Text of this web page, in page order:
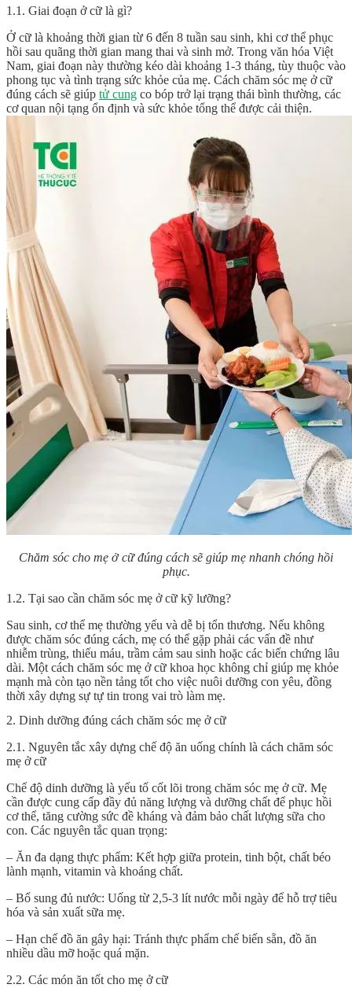
1.1. Giai đoạn ở cữ là gì?
Ở cữ là khoảng thời gian từ 6 đến 8 tuần sau sinh, khi cơ thể phục
hồi sau quãng thời gian mang thai và sinh mở. Trong văn hóa Việt
Nam, giai đoạn này thường kéo dài khoảng 1-3 tháng, tùy thuộc vào
phong tục và tình trạng sức khỏe của mẹ. Cách chăm sóc mẹ ở cữ
đúng cách sẽ giúp tử cung co bóp trở lại trạng thái bình thường, các
cơ quan nội tạng ổn định và sức khỏe tổng thể được cải thiện.
Chăm sóc cho mẹ ở cữ đúng cách sẽ giúp mẹ nhanh chóng hồi
phục.
1.2. Tại sao cần chăm sóc mẹ ở cữ kỹ lưỡng?
Sau sinh, cơ thể mẹ thường yếu và dễ bị tổn thương. Nếu không
được chăm sóc đúng cách, mẹ có thể gặp phải các vấn đề như
nhiễm trùng, thiếu máu, trầm cảm sau sinh hoặc các biến chứng lâu
dài. Một cách chăm sóc mẹ ở cữ khoa học không chỉ giúp mẹ khỏe
mạnh mà còn tạo nền tảng tốt cho việc nuôi dưỡng con yêu, đồng
thời xây dựng sự tự tin trong vai trò làm mẹ.
2. Dinh dưỡng đúng cách chăm sóc mẹ ở cữ
2.1. Nguyên tắc xây dựng chế độ ăn uống chính là cách chăm sóc
mẹ ở cữ
Chế độ dinh dưỡng là yếu tố cốt lõi trong chăm sóc mẹ ở cữ. Mẹ
cần được cung cấp đầy đủ năng lượng và dưỡng chất để phục hồi
cơ thể, tăng cường sức đề kháng và đảm bảo chất lượng sữa cho
con. Các nguyên tắc quan trọng:
– Ăn đa dạng thực phẩm: Kết hợp giữa protein, tinh bột, chất béo
lành mạnh, vitamin và khoáng chất.
– Bổ sung đủ nước: Uống từ 2,5-3 lít nước mỗi ngày để hỗ trợ tiêu
hóa và sản xuất sữa mẹ.
– Hạn chế đồ ăn gây hại: Tránh thực phẩm chế biến sẵn, đồ ăn
nhiều dầu mỡ hoặc quá mặn.
2.2. Các món ăn tốt cho mẹ ở cữ